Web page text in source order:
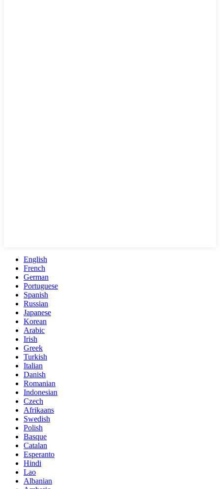
English
French
German
Portuguese
Spanish
Russian
Japanese
Korean
Arabic
Irish
Greek
Turkish
Italian
Danish
Romanian
Indonesian
Czech
Afrikaans
Swedish
Polish
Basque
Catalan
Esperanto
Hindi
Lao
Albanian